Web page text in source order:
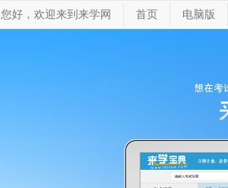
您好，欢迎来到来学网 首页 电脑版